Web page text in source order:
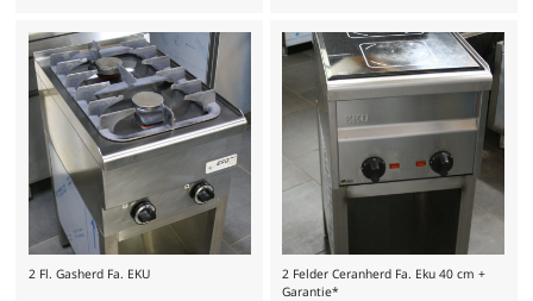
2 Fl. Gasherd Fa. EKU
2 Felder Ceranherd Fa. Eku 40 cm +
Garantie*